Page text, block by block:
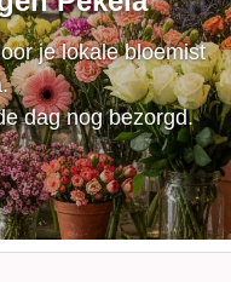
je lokale bloemist
dag nog bezorgd.